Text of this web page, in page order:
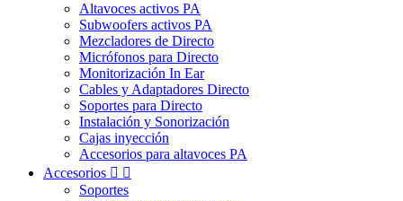
Altavoces activos PA
Subwoofers activos PA
Mezcladores de Directo
Micrófonos para Directo
Monitorización In Ear
Cables y Adaptadores Directo
Soportes para Directo
Instalación y Sonorización
Cajas inyección
Accesorios para altavoces PA
Accesorios  
Soportes